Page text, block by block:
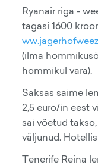
Ryanair riga -
tagasi 1600
(ilma
hommikul vara).
Saksas saime
2,5 euro/in eest
sai võetud
väljunud.
Tenerife Reina